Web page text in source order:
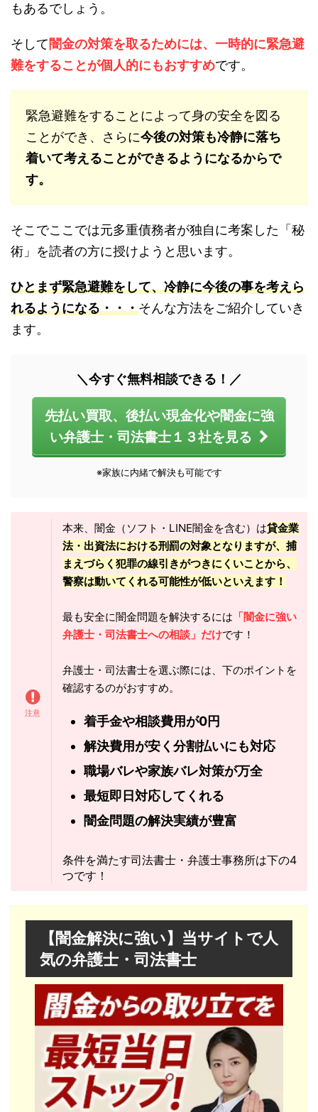
もあるでしょう。
そして闇金の対策を取るためには、一時的に緊急避
難をすることが個人的にもおすすめです。
緊急避難をすることによって身の安全を図る
ことができ、さらに今後の対策も冷静に落ち
着いて考えることができるようになるからで
す。
そこでここでは元多重債務者が独自に考案した「秘
術」を読者の方に授けようと思います。
ひとまず緊急避難をして、冷静に今後の事を考えら
れるようになる・・・そんな方法をご紹介していき
ます。
＼今すぐ無料相談できる！／
先払い買取、後払い現金化や闇金に強
い弁護士・司法書士１３社を見る
※家族に内緒で解決も可能です
本来、闇金（ソフト・LINE闇金を含む）は貸金業
法・出資法における刑罰の対象となりますが、捕
まえづらく犯罪の線引きがつきにくいことから、
警察は動いてくれる可能性が低いといえます！
最も安全に闇金問題を解決するには 「闇金に強い
弁護士・司法書士への相談」だけです！
弁護士・司法書士を選ぶ際には、下のポイントを
確認するのがおすすめ。
着手金や相談費用が0円
解決費用が安く分割払いにも対応
職場バレや家族バレ対策が万全
最短即日対応してくれる
闇金問題の解決実績が豊富
条件を満たす司法書士・弁護士事務所は下の4
つです！
【闇金解決に強い】当サイトで人
気の弁護士・司法書士